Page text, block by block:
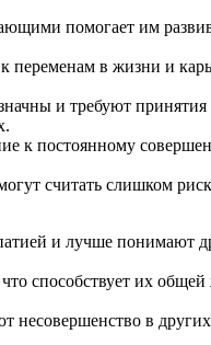
помогает им
в жизни и
и требуют
к постоянному
считать слишком
и лучше
способствует их
в